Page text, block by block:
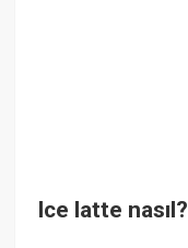
Ice latte nasıl?